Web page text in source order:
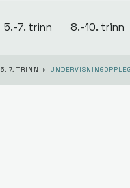
5.-7. trinn 8.-10. trinn
5.-7. TRINN